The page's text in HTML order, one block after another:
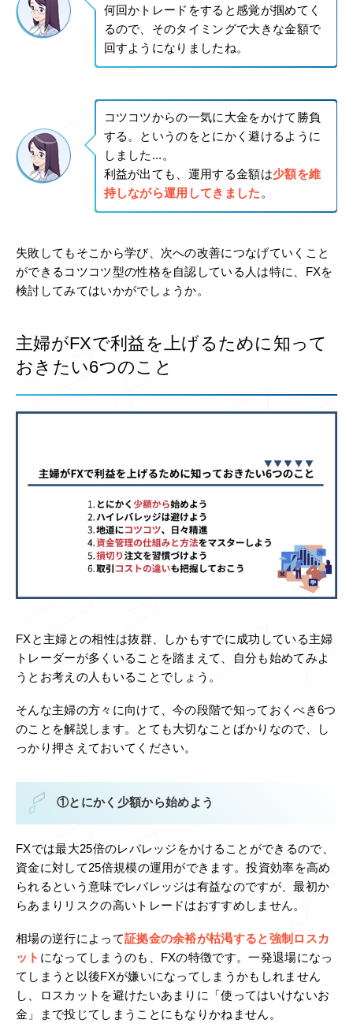
何回かトレードをすると感覚が掴めてく
るので、そのタイミングで大きな金額で
回すようになりましたね。
コツコツからの一気に大金をかけて勝負
する。というのをとにかく避けるように
しました...。
利益が出ても、運用する金額は少額を維
持しながら運用してきました。
失敗してもそこから学び、次への改善につなげていくこと
ができるコツコツ型の性格を自認している人は特に、FXを
検討してみてはいかがでしょうか。
主婦がFXで利益を上げるために知って
おきたい6つのこと
FXと主婦との相性は抜群、しかもすでに成功している主婦
トレーダーが多くいることを踏まえて、自分も始めてみよ
うとお考えの人もいることでしょう。
そんな主婦の方々に向けて、今の段階で知っておくべき6つ
のことを解説します。とても大切なことばかりなので、し
っかり押さえておいてください。
①とにかく少額から始めよう
FXでは最大25倍のレバレッジをかけることができるので、
資金に対して25倍規模の運用ができます。投資効率を高め
られるという意味でレバレッジは有益なのですが、最初か
らあまりリスクの高いトレードはおすすめしません。
相場の逆行によって証拠金の余裕が枯渇すると強制ロスカ
ット になってしまうのも、FXの特徴です。一発退場になっ
てしまうと以後FXが嫌いになってしまうかもしれません
し、ロスカットを避けたいあまりに「使ってはいけないお
金」まで投じてしまうことにもなりかねません。